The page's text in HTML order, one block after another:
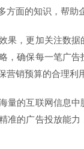
方面的知识，帮助
果，更加关注数
，确保每一笔广
营销预算的合理利
量的互联网信息
准的广告投放能